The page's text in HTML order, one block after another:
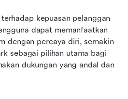
kepuasan pelanggan
dapat memanfaatkan
dengan percaya diri, semakin
sebagai pilihan utama bagi
dukungan yang andal dan